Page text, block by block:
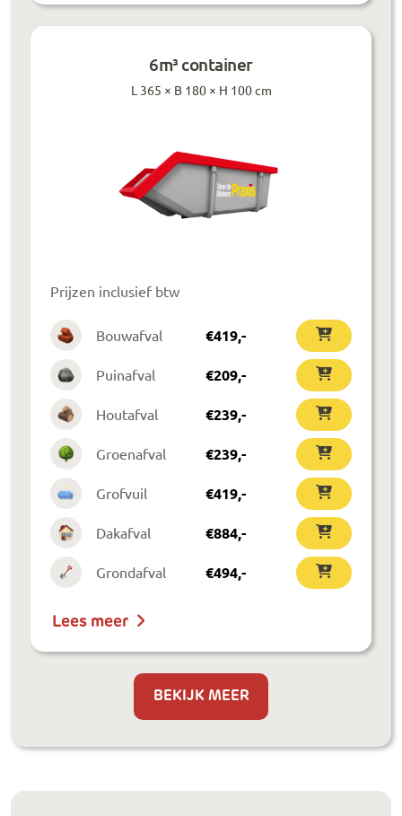
6m³ container
L 365 × B 180 × H 100 cm
Prijzen inclusief btw
Bouwafval €419,-
Puinafval €209,-
Houtafval €239,-
Groenafval €239,-
Grofvuil €419,-
Dakafval €884,-
Grondafval €494,-
Lees meer
BEKIJK MEER